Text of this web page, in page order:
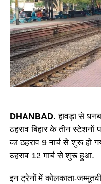
DHANBAD.हावड़ा से
ठहराव बिहार के तीन स्टेशनों
का ठहराव 9 मार्च से शुरू हो
ठहराव 12 मार्च से शुरू हुआ.
इन ट्रेनों में कोलकाता-